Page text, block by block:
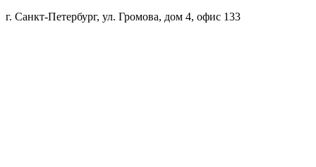
г. Санкт-Петербург, ул. Громова, дом 4, офис 133